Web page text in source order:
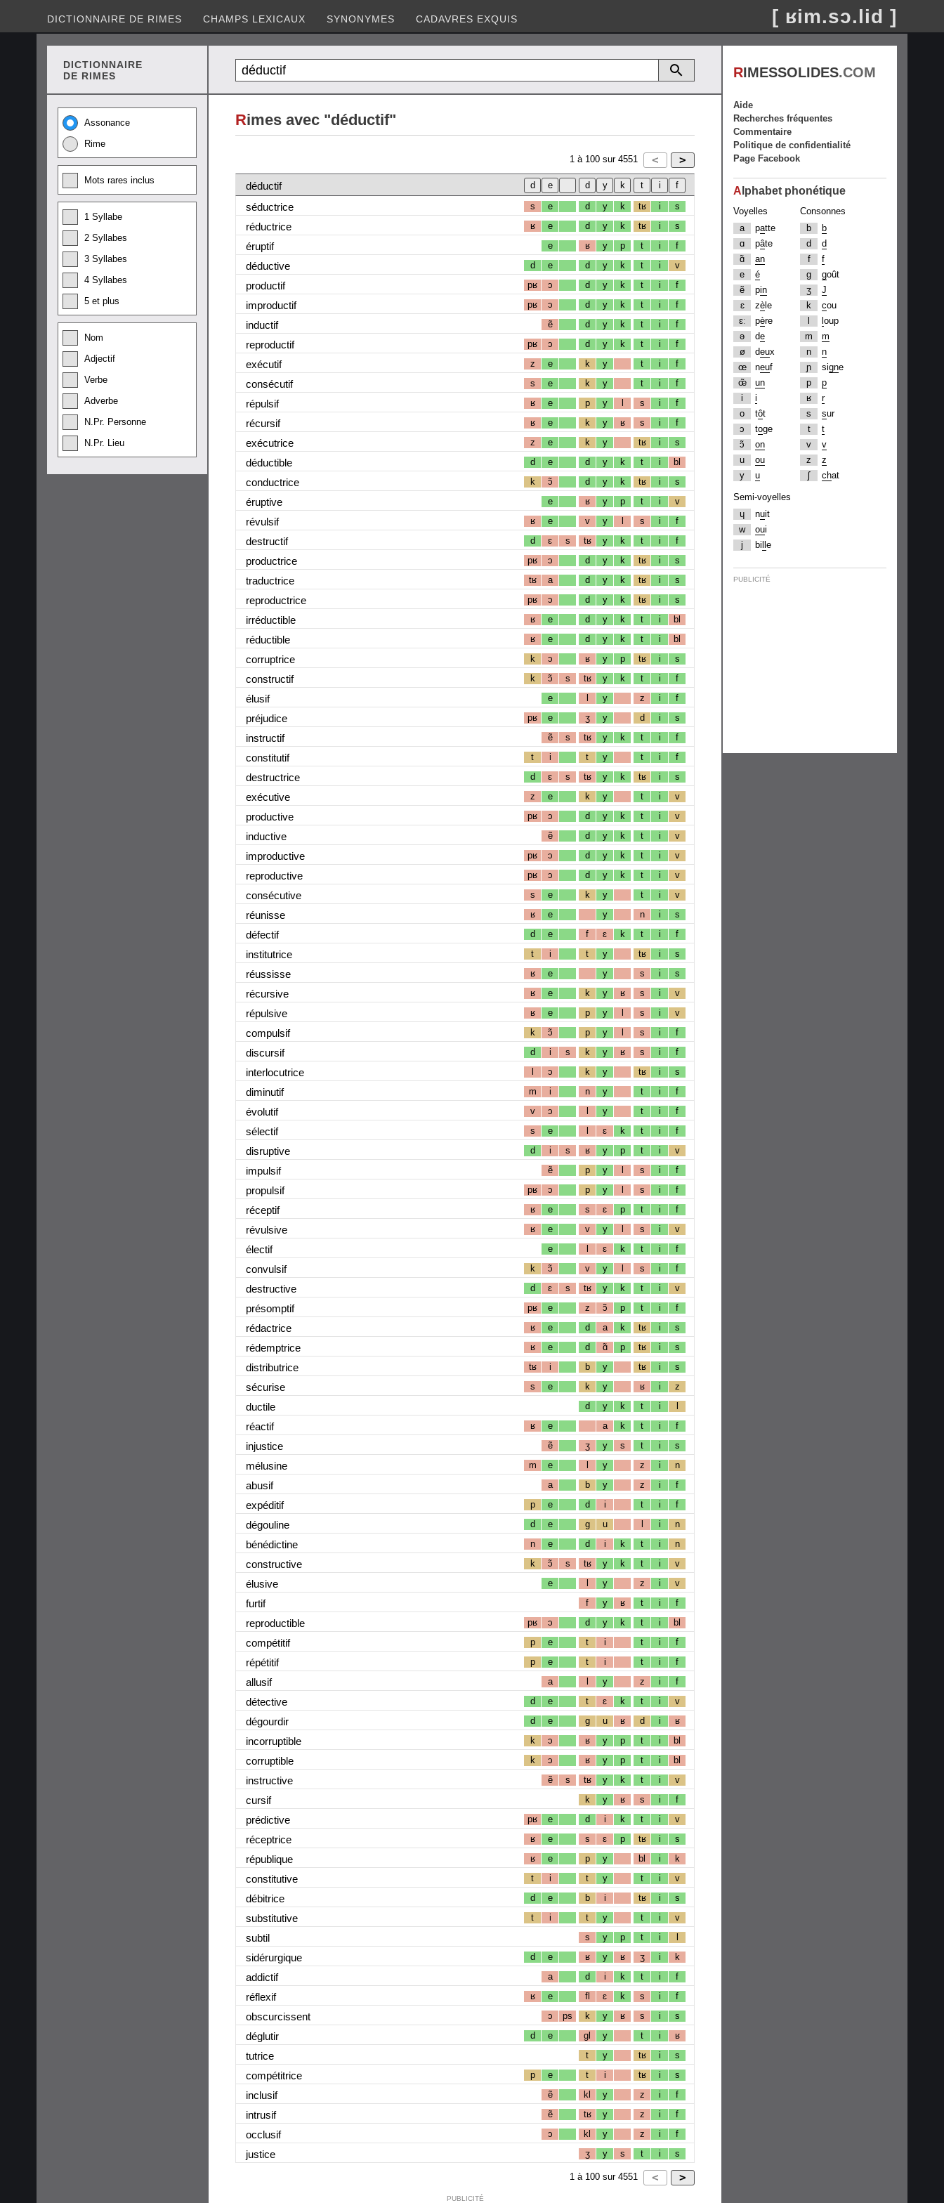
DICTIONNAIRE DE RIMES CHAMPS LEXICAUX SYNONYMES CADAVRES EXQUIS [ ʁim.sɔ.lid ]
DICTIONNAIRE
DE RIMES
Assonance
Rime
Mots rares inclus
1 Syllabe
2 Syllabes
3 Syllabes
4 Syllabes
5 et plus
Nom
Adjectif
Verbe
Adverbe
N.Pr. Personne
N.Pr. Lieu
Rimes avec "déductif"
1 à 100 sur 4551
déductif
séductrice
s e d y k tʁ i s
réductrice ʁ e d y k tʁ i s
éruptif e ʁ y p t i f
déductive d e d y k t i v
productif pʁ ɔ d y k t i f
improductif pʁ ɔ d y k t i f
inductif ẽ d y k t i f
reproductif pʁ ɔ d y k t i f
exécutif z e k y t i f
consécutif s e k y t i f
répulsif ʁ e p y l s i f
récursif ʁ e k y ʁ s i f
exécutrice z e k y tʁ i s
déductible d e d y k t i bl
conductrice k ɔ̃ d y k tʁ i s
éruptive e ʁ y p t i v
révulsif ʁ e v y l s i f
destructif d ɛ s tʁ y k t i f
productrice pʁ ɔ d y k tʁ i s
traductrice tʁ a d y k tʁ i s
reproductrice pʁ ɔ d y k tʁ i s
irréductible ʁ e d y k t i bl
réductible ʁ e d y k t i bl
corruptrice k ɔ ʁ y p tʁ i s
constructif k ɔ̃ s tʁ y k t i f
élusif e l y z i f
préjudice pʁ e ʒ y d i s
instructif ẽ s tʁ y k t i f
constitutif t i t y t i f
destructrice d ɛ s tʁ y k tʁ i s
exécutive z e k y t i v
productive pʁ ɔ d y k t i v
inductive ẽ d y k t i v
improductive pʁ ɔ d y k t i v
reproductive pʁ ɔ d y k t i v
consécutive s e k y t i v
réunisse ʁ e y n i s
défectif d e f ɛ k t i f
institutrice t i t y tʁ i s
réussisse ʁ e y s i s
récursive ʁ e k y ʁ s i v
répulsive ʁ e p y l s i v
compulsif k ɔ̃ p y l s i f
discursif d i s k y ʁ s i f
interlocutrice l ɔ k y tʁ i s
diminutif m i n y t i f
évolutif v ɔ l y t i f
sélectif s e l ɛ k t i f
disruptive d i s ʁ y p t i v
impulsif ẽ p y l s i f
propulsif pʁ ɔ p y l s i f
réceptif ʁ e s ɛ p t i f
révulsive ʁ e v y l s i v
électif e l ɛ k t i f
convulsif k ɔ̃ v y l s i f
destructive d ɛ s tʁ y k t i v
présomptif pʁ e z ɔ̃ p t i f
rédactrice ʁ e d a k tʁ i s
rédemptrice ʁ e d ɑ̃ p tʁ i s
distributrice tʁ i b y tʁ i s
sécurise s e k y ʁ i z
ductile d y k t i l
réactif ʁ e a k t i f
injustice ẽ ʒ y s t i s
mélusine m e l y z i n
abusif a b y z i f
expéditif p e d i t i f
dégouline d e g u l i n
bénédictine n e d i k t i n
constructive k ɔ̃ s tʁ y k t i v
élusive e l y z i v
furtif f y ʁ t i f
reproductible pʁ ɔ d y k t i bl
compétitif p e t i t i f
répétitif p e t i t i f
allusif a l y z i f
détective d e t ɛ k t i v
dégourdir d e g u ʁ d i ʁ
incorruptible k ɔ ʁ y p t i bl
corruptible k ɔ ʁ y p t i bl
instructive ẽ s tʁ y k t i v
cursif k y ʁ s i f
prédictive pʁ e d i k t i v
réceptrice ʁ e s ɛ p tʁ i s
république ʁ e p y bl i k
constitutive t i t y t i v
débitrice d e b i tʁ i s
substitutive t i t y t i v
subtil s y p t i l
sidérurgique d e ʁ y ʁ ʒ i k
addictif a d i k t i f
réflexif ʁ e fl ɛ k s i f
obscurcissent ɔ ps k y ʁ s i s
déglutir d e gl y t i ʁ
tutrice t y tʁ i s
compétitrice p e t i tʁ i s
inclusif ẽ kl y z i f
intrusif ẽ tʁ y z i f
occlusif ɔ kl y z i f
justice ʒ y s t i s
1 à 100 sur 4551
PUBLICITÉ
RIMESSOLIDES.COM
Aide
Recherches fréquentes
Commentaire
Politique de confidentialité
Page Facebook
A lphabet phonétique
Voyelles
a
patte
ɑ
pâte
ɑ̃
an
e
é
ẽ
pin
ɛ
zè le
ɛː
père
ə
de
ø
deux
œ
neuf
œ̃
un
i
i
o
tôt
ɔ
toge
ɔ̃
on
u
ou
y
u
Consonnes
b
b
d
d
f
f
g
goût
ʒ
J
k
cou
oup
m
m
n
n
ɲ
signe
p
p
ʁ
r
s
sur
t
t
v
v
z
z
ʃ
chat
Semi-voyelles
ɥ
nuit
w
oui
j
bi e
PUBLICITÉ